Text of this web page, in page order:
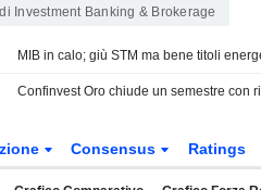
Investment Banking & Brokerage
MIB in calo; giù STM ma bene titoli
Consensus Ratings